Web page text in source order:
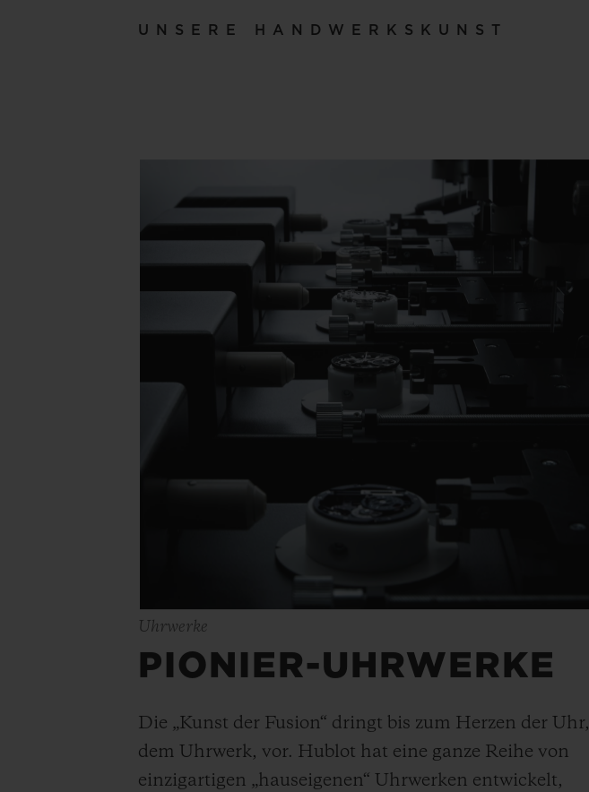
UNSERE HANDWERKSKUNST
Uhrwerke
PIONIER-UHRWERKE
Die „Kunst der Fusion“ dringt bis zum Herzen der Uhr,
dem Uhrwerk, vor. Hublot hat eine ganze Reihe von
einzigartigen „hauseigenen“ Uhrwerken entwickelt,